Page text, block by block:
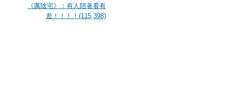
《厲陰宅》：有人陪著看有
差！！！！(115,398)